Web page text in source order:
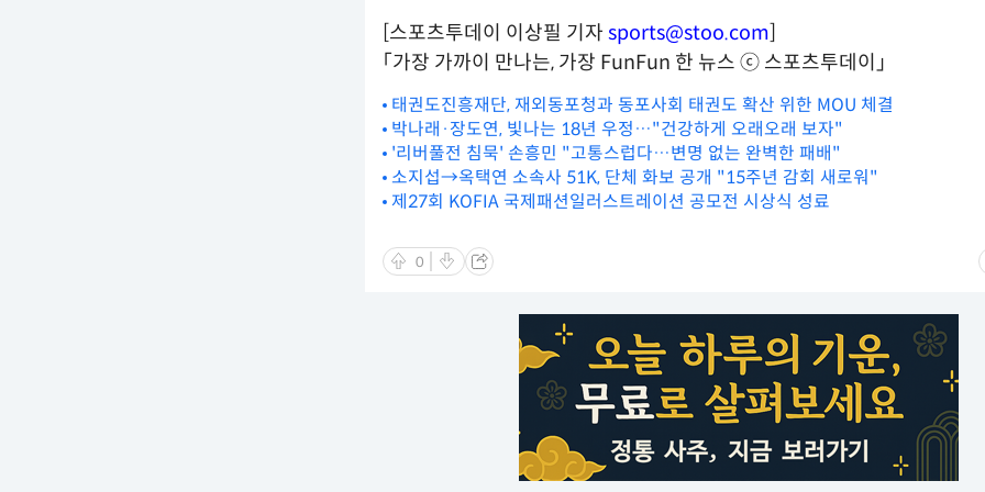
[스포츠투데이 이상필 기자 sports@stoo.com
「가장 가까이 만나는, 가장 FunFun 한 뉴스 ⓒ 스포츠투데이」
태권도진흥재단, 재외동포청과 동포사회 태권도 확산 위한 MOU 체결
박나래·장도연, 빛나는 18년 우정…"건강하게 오래오래 보자"
'리버풀전 침묵' 손흥민 "고통스럽다…변명 없는 완벽한 패배"
소지섭→옥택연 소속사 51K, 단체 화보 공개 "15주년 감회 새로워"
제27회 KOFIA 국제패션일러스트레이션 공모전 시상식 성료
0